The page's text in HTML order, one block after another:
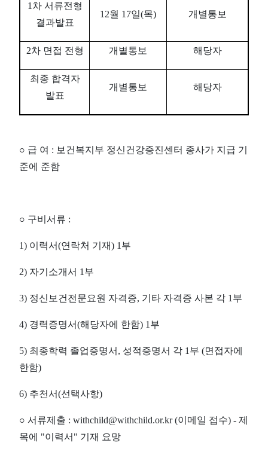
1 차 서류전형
결과발표
12월 17일(목) 개별통보
2차 면접 전형 개별통보 해당자
최종 합격자
발표
개별통보 해당자
○ 급 여 : 보건복지부 정신건강증진센터 종사가 지급 기
준에 준함
○ 구비서류 :
1) 이력서(연락처 기재) 1 부
2) 자기소개서 1 부
3) 정신보건전문요원 자격증, 기타 자격증 사본 각 1 부
4) 경력증명서(해당자에 한함) 1 부
5) 최종학력 졸업증명서 , 성적증명서 각 1 부 (면접자에
한함)
6) 추천서(선택사항)
○ 서류제출 : withchild@withchild.or.kr (이메일 접수) - 제
목에 "이력서 " 기재 요망